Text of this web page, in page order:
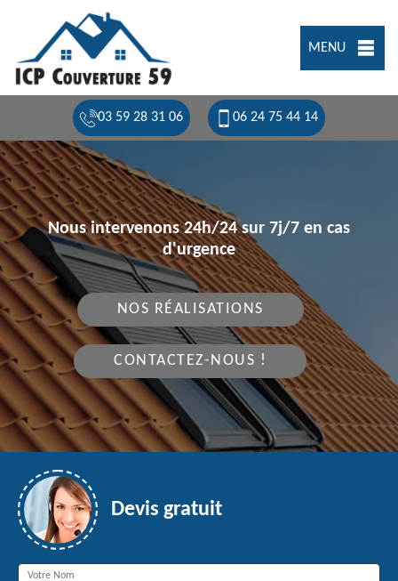
MENU
03 59 28 31 06 06 24 75 44 14
Nous intervenons 24h/24 sur 7j/7 en cas
d'urgence
NOS RÉALISATIONS
CONTACTEZ-NOUS !
Devis gratuit